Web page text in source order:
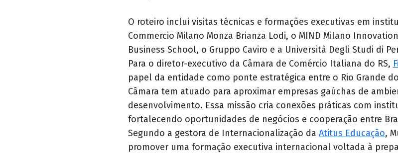
O roteiro inclui visitas técnicas e formações executivas em
Commercio Milano Monza Brianza Lodi, o MIND Milano
Business School, o Gruppo Caviro e a Università Degli Studi di
Para o diretor-executivo da Câmara de Comércio Italiana do RS,
papel da entidade como ponte estratégica entre o Rio Grande
Câmara tem atuado para aproximar empresas gaúchas de
desenvolvimento. Essa missão cria conexões práticas com
fortalecendo oportunidades de negócios e cooperação entre
Segundo a gestora de Internacionalização da Atitus Educação,
promover uma formação executiva internacional voltada à